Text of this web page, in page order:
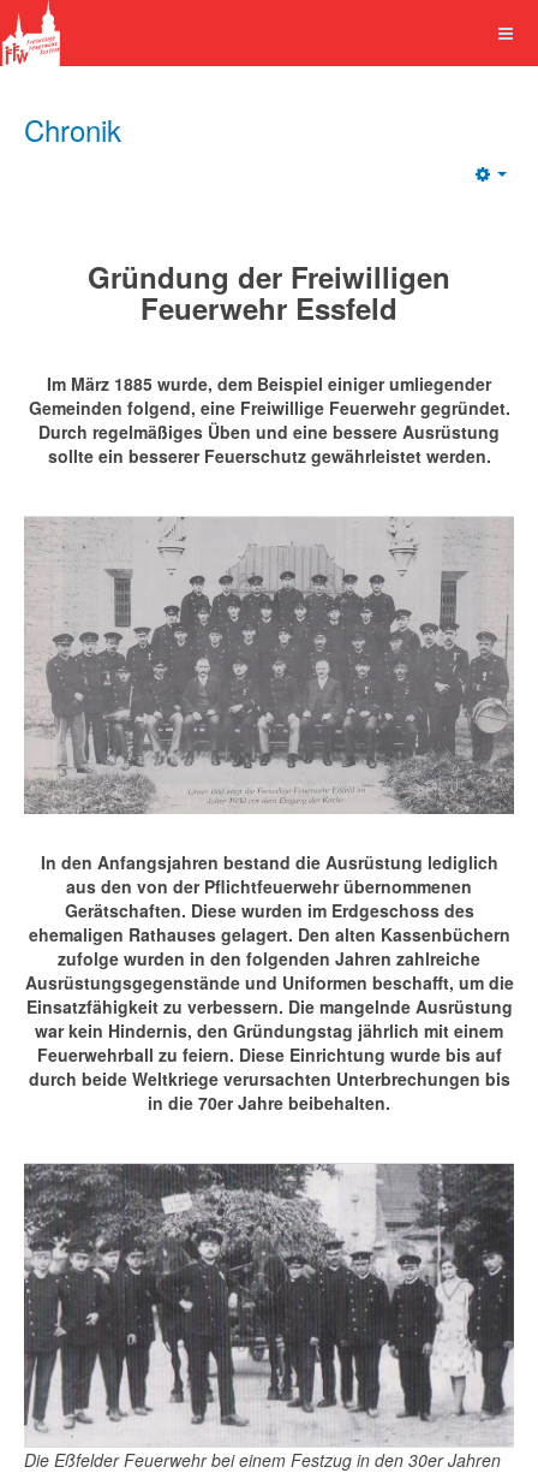
Chronik
Gründung der Freiwilligen
Feuerwehr Essfeld
Im März 1885 wurde, dem Beispiel einiger umliegender
Gemeinden folgend, eine Freiwillige Feuerwehr gegründet.
Durch regelmäßiges Üben und eine bessere Ausrüstung
sollte ein besserer Feuerschutz gewährleistet werden.
In den Anfangsjahren bestand die Ausrüstung lediglich
aus den von der Pflichtfeuerwehr übernommenen
Gerätschaften. Diese wurden im Erdgeschoss des
ehemaligen Rathauses gelagert. Den alten Kassenbüchern
zufolge wurden in den folgenden Jahren zahlreiche
Ausrüstungsgegenstände und Uniformen beschafft, um die
Einsatzfähigkeit zu verbessern. Die mangelnde Ausrüstung
war kein Hindernis, den Gründungstag jährlich mit einem
Feuerwehrball zu feiern. Diese Einrichtung wurde bis auf
durch beide Weltkriege verursachten Unterbrechungen bis
in die 70er Jahre beibehalten.
Die Eßfelder Feuerwehr bei einem Festzug in den 30er Jahren